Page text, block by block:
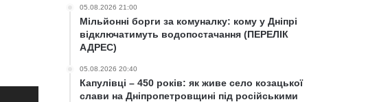
05.08.2026 21:00
Мільйонні борги за комуналку: кому у Дніпрі
відключатимуть водопостачання (ПЕРЕЛІК
АДРЕС)
05.08.2026 20:40
Капулівці – 450 років: як живе село козацької
слави на Дніпропетровщині під російськими